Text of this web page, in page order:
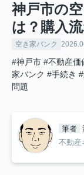
神戸市の
は？購入
空き家バンク
#神戸市 #不動産価
家バンク #手続き
問題
筆者
不動産